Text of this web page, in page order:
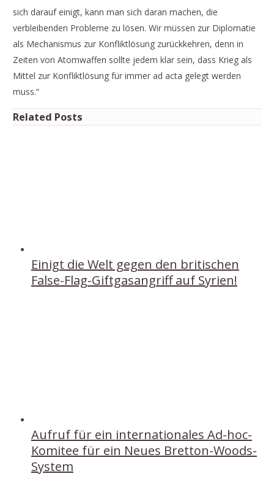
sich darauf einigt, kann man sich daran machen, die
verbleibenden Probleme zu lösen. Wir müssen zur Diplomatie
als Mechanismus zur Konfliktlösung zurückkehren, denn in
Zeiten von Atomwaffen sollte jedem klar sein, dass Krieg als
Mittel zur Konfliktlösung für immer ad acta gelegt werden
muss.“
Related Posts
Einigt die Welt gegen den britischen
False-Flag-Giftgasangriff auf Syrien!
Aufruf für ein internationales Ad-hoc-
Komitee für ein Neues Bretton-Woods-
System